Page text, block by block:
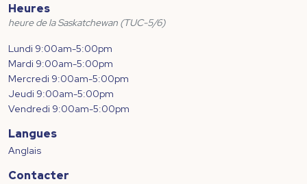
Heures
heure de la Saskatchewan (TUC-5/6)
Lundi 9:00am-5:00pm
Mardi 9:00am-5:00pm
Mercredi 9:00am-5:00pm
Jeudi 9:00am-5:00pm
Vendredi 9:00am-5:00pm
Langues
Anglais
Contacter